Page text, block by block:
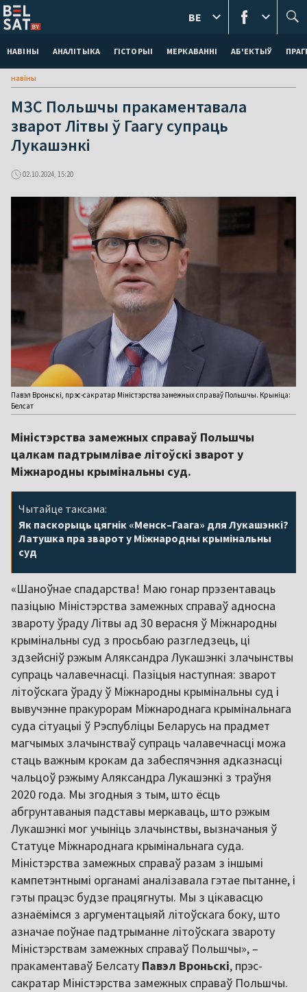
НАВІНЫ АНАЛІТЫКА ГІСТОРЫІ МЕРКАВАННI АБ'ЕКТЫЎ
BE
навіны
МЗС Польшчы пракаментавала
зварот Літвы ў Гаагу супраць
Лукашэнкі
02.10.2024, 15:20
Павэл Вроньскі, прэс-сакратар Міністэрства замежных справаў Польшчы. Крыніца:
Белсат
Міністэрства замежных справаў Польшчы
цалкам падтрымлівае літоўскі зварот у
Міжнародны крымінальны суд.
Чытайце таксама:
Як паскорыць цягнік «Менск–Гаага» для Лукашэнкі?
Латушка пра зварот у Міжнародны крымінальны
суд
«Шаноўнае спадарства! Маю гонар прэзентаваць
пазіцыю Міністэрства замежных справаў адносна
звароту ўраду Літвы ад 30 верасня ў Міжнародны
крымінальны суд з просьбаю разгледзець, ці
здзейсніў рэжым Аляксандра Лукашэнкі злачынствы
супраць чалавечнасці. Пазіцыя наступная: зварот
літоўскага ўраду ў Міжнародны крымінальны суд і
вывучэнне пракурорам Міжнароднага крымінальнага
суда сітуацыі ў Рэспубліцы Беларусь на прадмет
магчымых злачынстваў супраць чалавечнасці можа
стаць важным крокам да забеспячэння адказнасці
чальцоў рэжыму Аляксандра Лукашэнкі з траўня
2020 года. Мы згодныя з тым, што ёсць
абгрунтаваныя падставы меркаваць, што рэжым
Лукашэнкі мог учыніць злачынствы, вызначаныя ў
Статуце Міжнароднага крымінальнага суда.
Міністэрства замежных справаў разам з іншымі
кампетэнтнымі органамі аналізавала гэтае пытанне, і
гэты працэс будзе працягнуты. Мы з цікавасцю
азнаёмімся з аргументацыяй літоўскага боку, што
азначае поўнае падтрыманне літоўскага звароту
Міністэрствам замежных справаў Польшчы», –
пракаментаваў Белсату Павэл Вроньскі, прэс-
сакратар Міністэрства замежных справаў Польшчы.